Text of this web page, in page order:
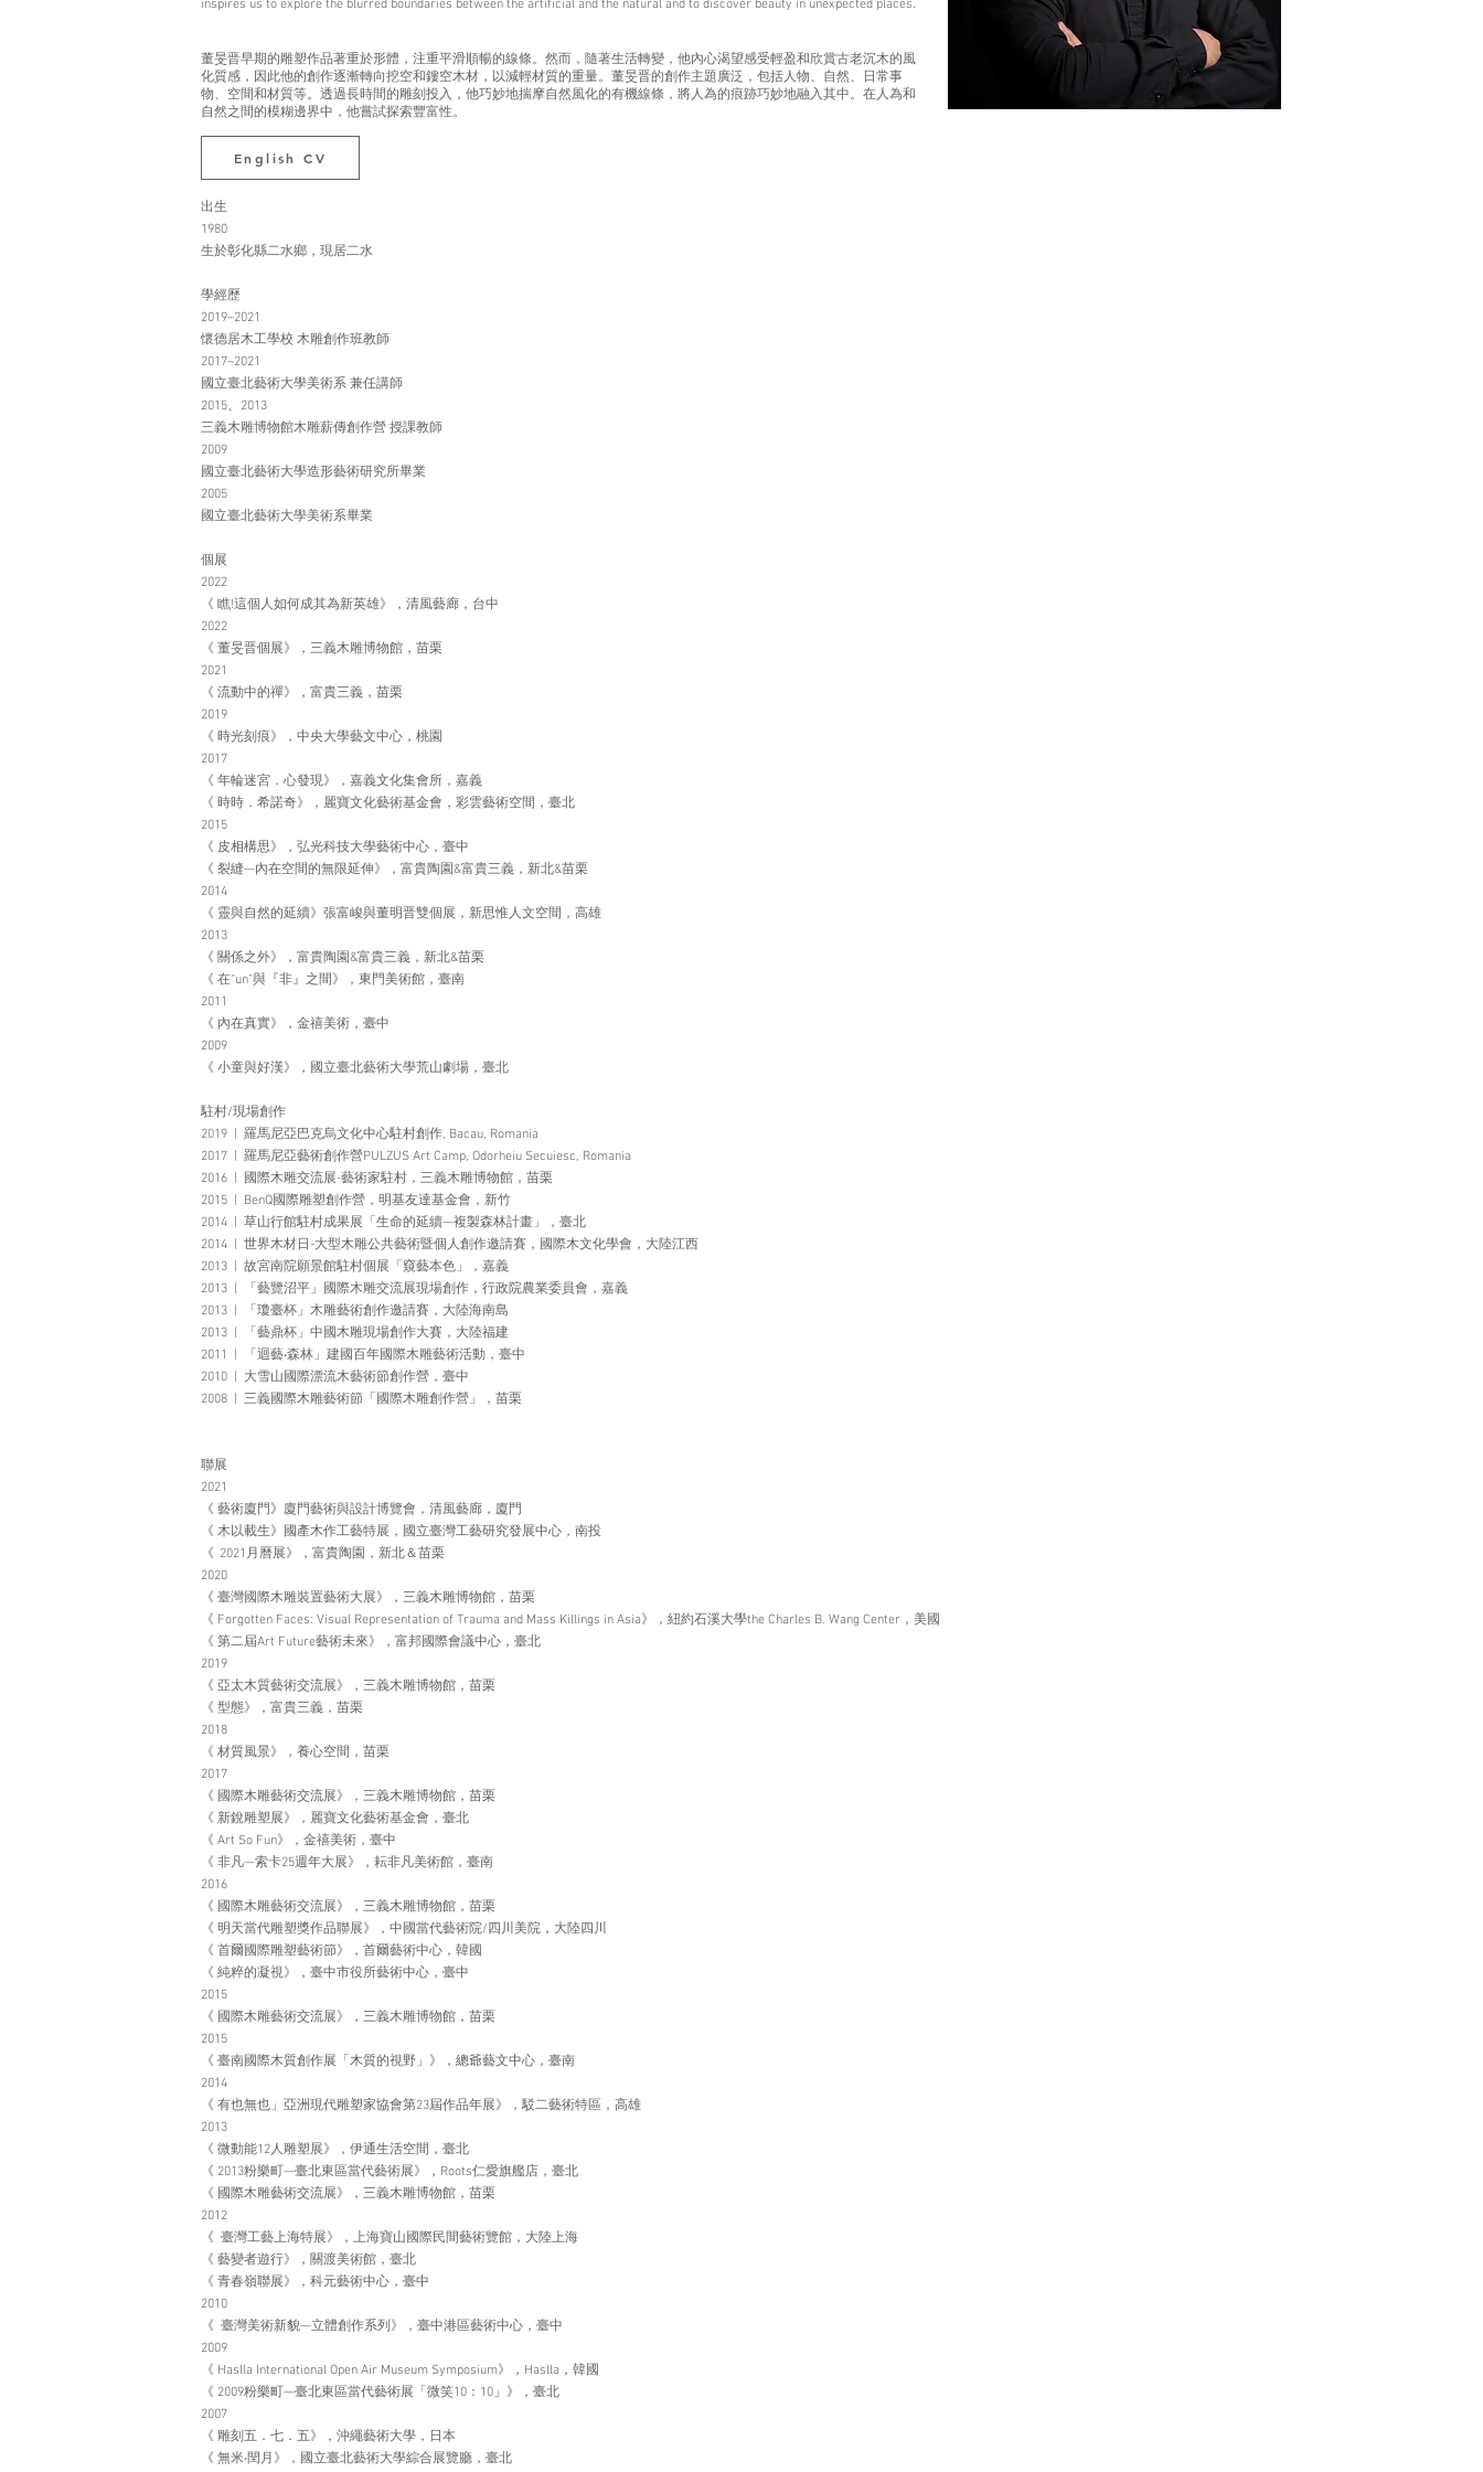
inspires us to explore the blurred boundaries between the artificial and the natural and to discover beauty in unexpected places.
董旻晋早期的雕塑作品著重於形體，注重平滑順暢的線條。然而，隨著生活轉變，他內心渴望感受輕盈和欣賞古老沉木的風
化質感，因此他的創作逐漸轉向挖空和鏤空木材，以減輕材質的重量。董旻晋的創作主題廣泛，包括人物、自然、日常事
物、空間和材質等。透過長時間的雕刻投入，他巧妙地揣摩自然風化的有機線條，將人為的痕跡巧妙地融入其中。在人為和
自然之間的模糊邊界中，他嘗試探索豐富性。
English CV
出生
1980
生於彰化縣二水鄉，現居二水
學經歷
2019–2021
懷德居木工學校 木雕創作班教師
2017–2021
國立臺北藝術大學美術系 兼任講師
2015、2013
三義木雕博物館木雕薪傳創作營 授課教師
2009
國立臺北藝術大學造形藝術研究所畢業
2005
國立臺北藝術大學美術系畢業
個展
2022
《 瞧!這個人如何成其為新英雄》，清風藝廊，台中
2022
《 董旻晋個展》，三義木雕博物館，苗栗
2021
《 流動中的禪》，富貴三義，苗栗
2019
《 時光刻痕》，中央大學藝文中心，桃園
2017
《 年輪迷宮．心發現》，嘉義文化集會所，嘉義
《 時時．希諾奇》，麗寶文化藝術基金會，彩雲藝術空間，臺北
2015
《 皮相構思》，弘光科技大學藝術中心，臺中
《 裂縫—內在空間的無限延伸》，富貴陶園&富貴三義，新北&苗栗
2014
《 靈與自然的延續》張富峻與董明晋雙個展，新思惟人文空間，高雄
​​​2013
《 關係之外》，富貴陶園&富貴三義，新北&苗栗
《 在“un”與『非』之間》，東門美術館，臺南
2011
《 內在真實》，金禧美術，臺中
2009
《 小童與好漢》，國立臺北藝術大學荒山劇場，臺北
駐村/現場創作
2019 | 羅馬尼亞巴克烏文化中心駐村創作, Bacau, Romania
2017 | 羅馬尼亞藝術創作營PULZUS Art Camp, Odorheiu Secuiesc, Romania
2016 | 國際木雕交流展-藝術家駐村​，三義木雕博物館，苗栗
2015 | BenQ國際雕塑創作營​，明基友達基金會，新竹
2014 | 草山行館駐村成果展「生命的延續—複製森林計畫」，臺北
2014 | 世界木材日-大型木雕公共藝術暨個人創作邀請賽，國際木文化學會，大陸江西
​2013 | 故宮南院願景館駐村個展「窺藝本色」，嘉義
2013 | 「藝覽沼平」國際木雕交流展現場創作，行政院農業委員會，嘉義
2013 | 「瓊臺杯」木雕藝術創作邀請賽，大陸海南島
2013 | 「藝鼎杯」中國木雕現場創作大賽，大陸福建
2011 | 「迴藝‧森林」建國百年國際木雕藝術活動​，臺中
2010 | 大雪山國際漂流木藝術節創作營​，臺中
2008 | 三義國際木雕藝術節「國際木雕創作營」，苗栗
聯展
2021
《 藝術廈門》廈門藝術與設計博覽會，清風藝廊，廈門
《 木以載生》國產木作工藝特展，國立臺灣工藝研究發展中心，南投
《 2021月曆展》，富貴陶園，新北＆苗栗
2020
《 臺灣國際木雕裝置藝術大展》，三義木雕博物館，苗栗
《 Forgotten Faces: Visual Representation of Trauma and Mass Killings in Asia》，紐約石溪大學the Charles B. Wang Center，美國
《 第二屆Art Future藝術未來》，富邦國際會議中心，臺北
2019
《 亞太木質藝術交流展》，三義木雕博物館，苗栗
《 型態》，富貴三義，苗栗
2018
《 材質風景》，養心空間，苗栗
2017
《 國際木雕藝術交流展》，三義木雕博物館，苗栗
《 新銳雕塑展》，麗寶文化藝術基金會，臺北
《 Art So Fun》，金禧美術，臺中
《 非凡—索卡25週年大展》，耘非凡美術館，臺南
2016
《 國際木雕藝術交流展》，三義木雕博物館，苗栗
《 明天當代雕塑獎作品聯展》，中國當代藝術院/四川美院，大陸四川
《 首爾國際雕塑藝術節》，首爾藝術中心，韓國
《 純粹的凝視》，臺中市役所藝術中心，臺中
2015
《 國際木雕藝術交流展》，三義木雕博物館，苗栗
2015
《 臺南國際木質創作展「木質的視野」》，總爺藝文中心，臺南
2014
《 有也無也」亞洲現代雕塑家協會第23屆作品年展》，駁二藝術特區，高雄
2013
《 微動能12人雕塑展》，伊通生活空間，臺北
《 2013粉樂町—臺北東區當代藝術展》，Roots仁愛旗艦店，臺北
《 國際木雕藝術交流展》，三義木雕博物館，苗栗
2012
《 臺灣工藝上海特展》，上海寶山國際民間藝術覽館，大陸上海
《 藝變者遊行》，關渡美術館，臺北
《 青春嶺聯展》，科元藝術中心，臺中
2010
《 臺灣美術新貌—立體創作系列》，臺中港區藝術中心，臺中
2009
《 Haslla International Open Air Museum Symposium》，Haslla，韓國
《 2009粉樂町—臺北東區當代藝術展「微笑10：10」》，臺北
2007
《 雕刻五．七．五》，沖繩藝術大學，日本
《 無米‧閏月》，國立臺北藝術大學綜合展覽廳，臺北